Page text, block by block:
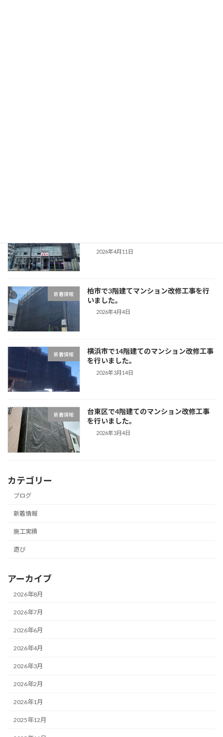
2026年4月11日
新着情報
柏市で3階建てマンション改修工事を行
いました。
2026年4月4日
新着情報
横浜市で14階建てのマンション改修工事
を行いました。
2026年3月14日
新着情報
台東区で4階建てのマンション改修工事
を行いました。
2026年3月4日
カテゴリー
ブログ
新着情報
施工実績
遊び
アーカイブ
2026年8月
2026年7月
2026年6月
2026年4月
2026年3月
2026年2月
2026年1月
2025年12月